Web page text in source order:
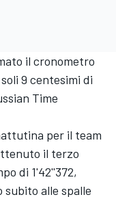
il cronometro
9 centesimi di
Time
per il team
il terzo
di 1'42''372,
subito alle spalle